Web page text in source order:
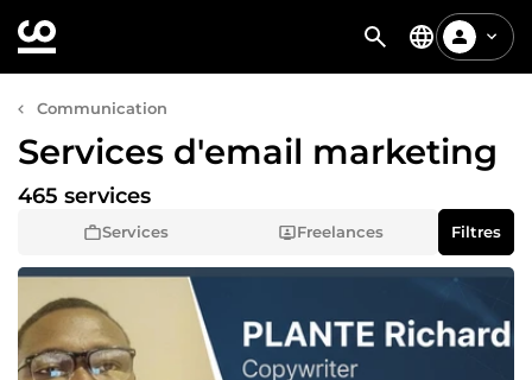
Communication
Services d'email marketing
Services Freelances
465 services
Filtres